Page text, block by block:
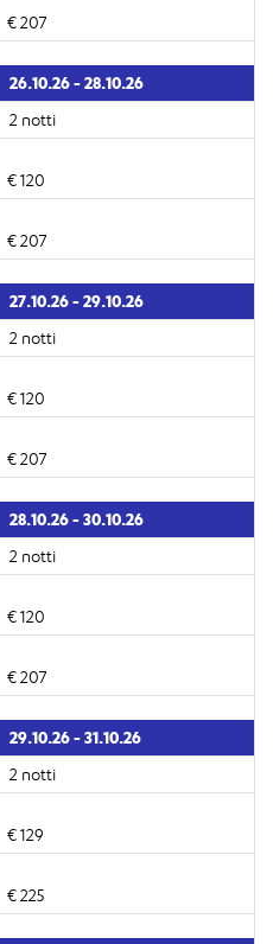
€ 207
26.10.26 - 28.10.26
2 notti
€ 120
€ 207
27.10.26 - 29.10.26
2 notti
€ 120
€ 207
28.10.26 - 30.10.26
2 notti
€ 120
€ 207
29.10.26 - 31.10.26
2 notti
€ 129
€ 225